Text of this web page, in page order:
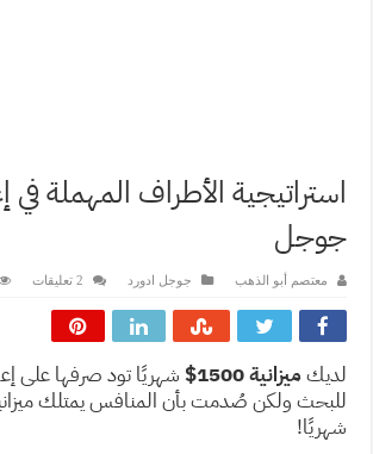
استراتيجية الأطراف المهملة في
جوجل
معتصم أبو الذهب جوجل ادورد 2 تعليقات
لديكميزانية 1500$
شهريًا تود صرفها على
للبحث ولكن صُدمت بأن المنافس يمتلك
شهريًا!